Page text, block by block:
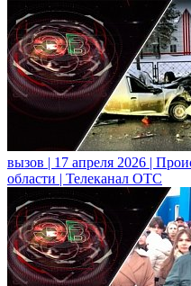
вызов | 17 апреля 2026 |
области | Телеканал ОТС